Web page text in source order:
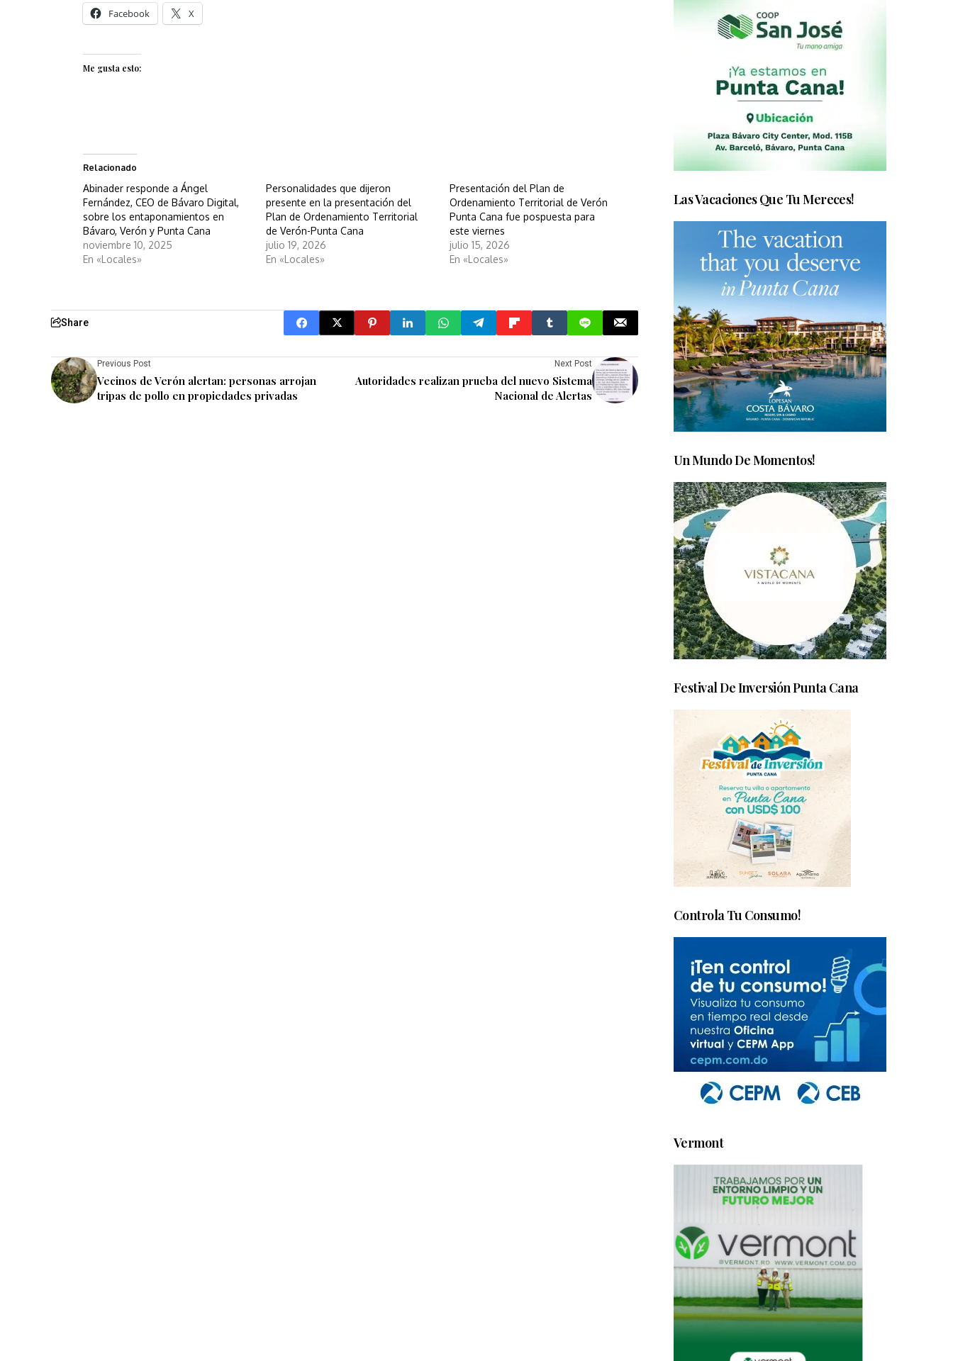
Facebook X
Me gusta esto:
Relacionado
Abinader responde a Ángel
Fernández, CEO de Bávaro Digital,
sobre los entaponamientos en
Bávaro, Verón y Punta Cana
noviembre 10, 2025
En «Locales»
Personalidades que dijeron
presente en la presentación del
Plan de Ordenamiento Territorial
de Verón-Punta Cana
julio 19, 2026
En «Locales»
Presentación del Plan de
Ordenamiento Territorial de Verón
Punta Cana fue pospuesta para
este viernes
julio 15, 2026
En «Locales»
Share
Previous Post
Vecinos de Verón alertan: personas arrojan
tripas de pollo en propiedades privadas
Next Post
Autoridades realizan prueba del nuevo Sistema
Nacional de Alertas
Las Vacaciones Que Tu Mereces!
Un Mundo De Momentos!
Festival De Inversión Punta Cana
Controla Tu Consumo!
Vermont